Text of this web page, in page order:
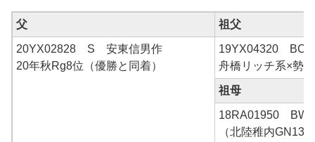
父 祖父
20YX02828 S 安東信男作
20年秋Rg8位（優勝と同着）
19YX04320 BC
舟橋リッチ系×勢
祖母
18RA01950 BW
（北陸稚内GN13